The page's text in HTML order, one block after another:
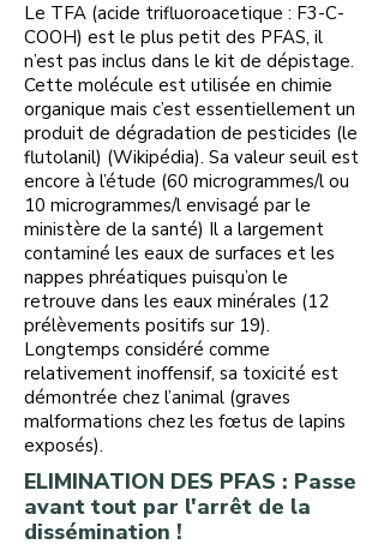
Le TFA (acide trifluoroacetique : F3-C-
COOH) est le plus petit des PFAS, il
n’est pas inclus dans le kit de dépistage.
Cette molécule est utilisée en chimie
organique mais c’est essentiellement un
produit de dégradation de pesticides (le
flutolanil) (Wikipédia). Sa valeur seuil est
encore à l’étude (60 microgrammes/l ou
10 microgrammes/l envisagé par le
ministère de la santé) Il a largement
contaminé les eaux de surfaces et les
nappes phréatiques puisqu’on le
retrouve dans les eaux minérales (12
prélèvements positifs sur 19).
Longtemps considéré comme
relativement inoffensif, sa toxicité est
démontrée chez l’animal (graves
malformations chez les fœtus de lapins
exposés).
ELIMINATION DES PFAS : Passe
avant tout par l'arrêt de la
dissémination !